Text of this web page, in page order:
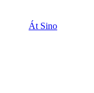
Át Sino